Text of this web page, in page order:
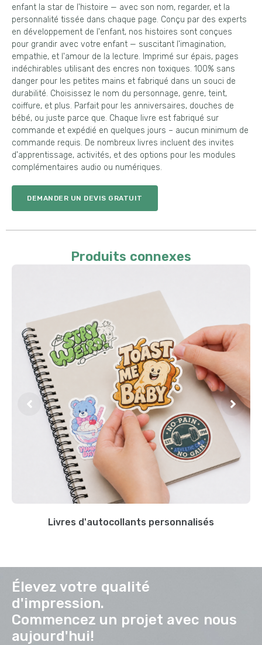
enfant la star de l'histoire — avec son nom, regarder, et la
personnalité tissée dans chaque page. Conçu par des experts
en développement de l'enfant, nos histoires sont conçues
pour grandir avec votre enfant — suscitant l'imagination,
empathie, et l'amour de la lecture. Imprimé sur épais, pages
indéchirables utilisant des encres non toxiques. 100% sans
danger pour les petites mains et fabriqué dans un souci de
durabilité. Choisissez le nom du personnage, genre, teint,
coiffure, et plus. Parfait pour les anniversaires, douches de
bébé, ou juste parce que. Chaque livre est fabriqué sur
commande et expédié en quelques jours – aucun minimum de
commande requis. De nombreux livres incluent des invites
d'apprentissage, activités, et des options pour les modules
complémentaires audio ou numériques.
DEMANDER UN DEVIS GRATUIT
Produits connexes
Livres d'autocollants personnalisés
Élevez votre qualité
d'impression.
Commencez un projet avec nous
aujourd'hui!